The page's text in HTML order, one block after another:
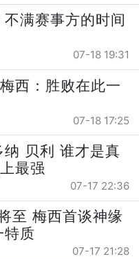
满赛事方的时间
07-18 19:31
西：胜败在此一
07-18 17:25
贝利 谁才是真
最强
07-17 22:36
至 梅西首谈神缘
特质
07-17 21:28